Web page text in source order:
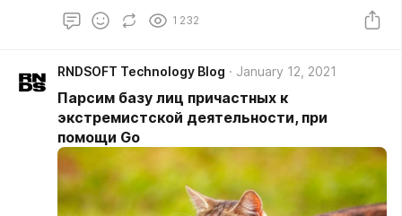
1 232
RNDSOFT Technology Blog January 12, 2021
Парсим базу лиц причастных к
экстремистской деятельности, при
помощи Go